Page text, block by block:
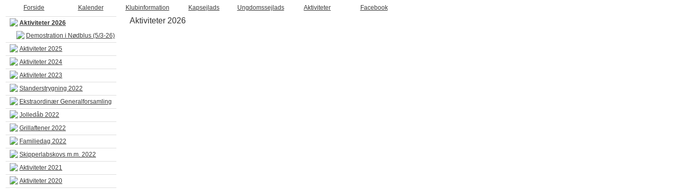
Forside Kalender Klubinformation Kapsejlads Ungdomssejlads Aktiviteter Facebook
Aktiviteter 2026
Demostration i Nødblus (5/3-26)
Aktiviteter 2025
Aktiviteter 2024
Aktiviteter 2023
Standerstrygning 2022
Ekstraordinær Generalforsamling
Jolledåb 2022
Grillaftener 2022
Familiedag 2022
Skipperlabskovs m.m. 2022
Aktiviteter 2021
Aktiviteter 2020
Aktiviteter 2026